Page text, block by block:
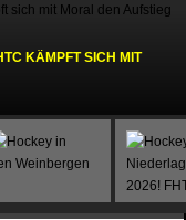
KÄMPFT SICH MIT